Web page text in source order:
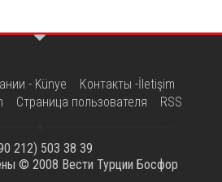
- Künye
Контакты -İletişim
Страница пользователя RSS
212) 503 38 39
© 2008 Вести Турции Босфор